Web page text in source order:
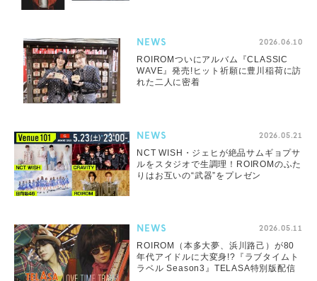
NEWS 2026.06.10
ROIROMついにアルバム『CLASSIC
WAVE』発売!ヒット祈願に豊川稲荷に訪
れた二人に密着
NEWS 2026.05.21
NCT WISH・ジェヒが絶品サムギョプサ
ルをスタジオで生調理！ROIROMのふた
りはお互いの“武器”をプレゼン
NEWS 2026.05.11
ROIROM（本多大夢、浜川路己）が80
年代アイドルに大変身!?『ラブタイムト
ラベル Season3』TELASA特別版配信